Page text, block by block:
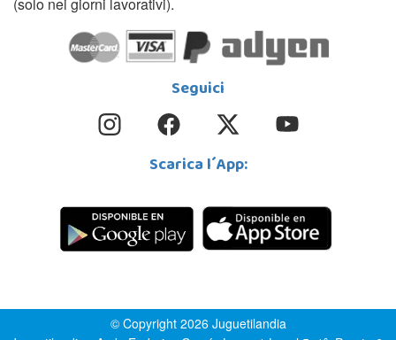
Seguici
Scarica l´App:
© Copyright 2026 Juguetilandia